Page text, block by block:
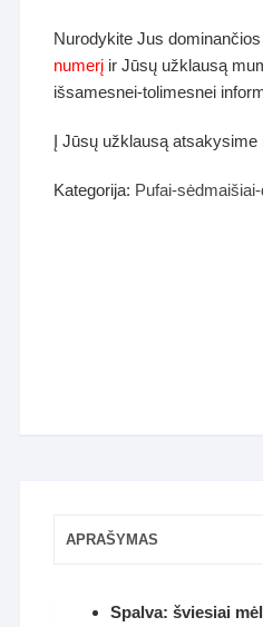
Nurodykite Jus
numerį ir Jūsų užklausą
išsamesnei-tolimesnei
Į Jūsų užklausą atsakysime
Kategorija: Pufai-
APRAŠYMAS
Spalva: šviesiai